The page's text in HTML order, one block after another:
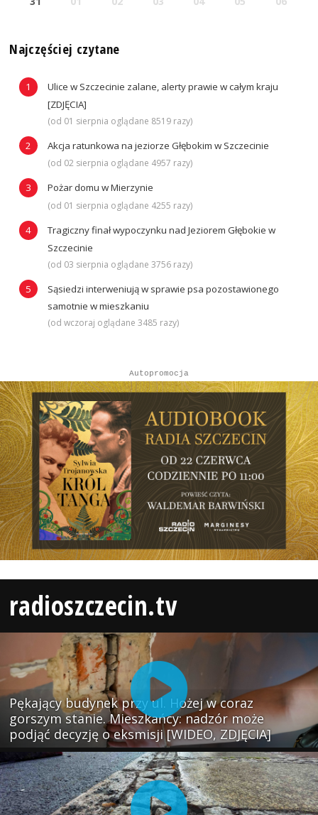
Najczęściej czytane
Ulice w Szczecinie zalane, alerty prawie w całym kraju
[ZDJĘCIA]
(od 01 sierpnia oglądane 8519 razy)
Akcja ratunkowa na jeziorze Głębokim w Szczecinie
(od 02 sierpnia oglądane 4957 razy)
Pożar domu w Mierzynie
(od 01 sierpnia oglądane 4255 razy)
Tragiczny finał wypoczynku nad Jeziorem Głębokie w
Szczecinie
(od 03 sierpnia oglądane 3756 razy)
Sąsiedzi interweniują w sprawie psa pozostawionego
samotnie w mieszkaniu
(od wczoraj oglądane 3485 razy)
Autopromocja
radioszczecin.tv
Pękający budynek przy ul. Hożej w coraz
gorszym stanie. Mieszkańcy: nadzór może
podjąć decyzję o eksmisji [WIDEO, ZDJĘCIA]